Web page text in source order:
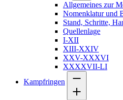
Allgemeines zur
Nomenklatur und
Stand, Schritte,
Quellenlage
I-XII
XIII-XXIV
XXV-XXXVI
XXXXVII-LI
Kampfringen